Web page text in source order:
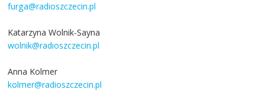
furga@radioszczecin.pl
Katarzyna Wolnik-Sayna
wolnik@radioszczecin.pl
Anna Kolmer
kolmer@radioszczecin.pl